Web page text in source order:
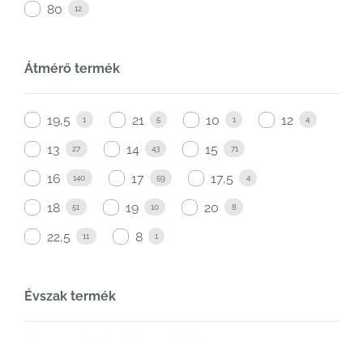
80 12
Átmérő termék
19,5 1 21 5 10 1 12 4
13 27 14 43 15 71
16 140 17 59 17,5 4
18 51 19 10 20 8
22,5 11 8 1
Évszak termék